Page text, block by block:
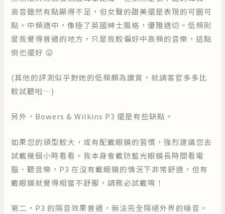
高音雖然有點顯得不足，但女聲的甜美還是表現的可圈可
點。中頻適中，像極了英國紳士風格，優雅適切。低頻則
是我覺得普通的地方，只是我較偏好中高頻的音樂，這點
倒也還好 😛
(其他的評測似乎對她的低頻頗為讚賞，就請客官多多比
較試聽啦…)
另外，Bowers & Wilkins P3 還是有些缺點。
如果您的頭型較大，或有配戴眼鏡的習慣，強烈建議您去
試戴幾個小時看看。我本身會戴防藍光眼鏡長時間看電
腦、聽音樂，P3 在沒有戴眼鏡的情況下非常舒適，但有
戴眼鏡就覺得相當不舒服，請務必試戴唷！
第二，P3 的隔音效果普通，無法完全隔絕外界的噪音。